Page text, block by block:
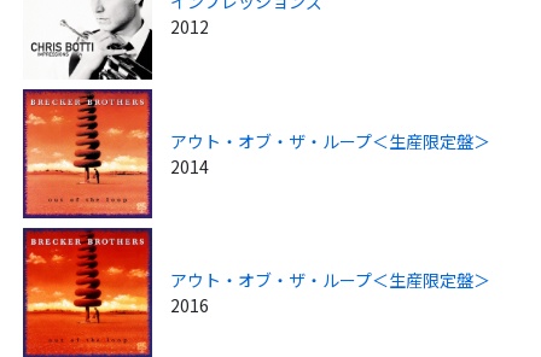
2012
アウト・オブ・ザ・ループ＜生産限定盤＞
2014
アウト・オブ・ザ・ループ＜生産限定盤＞
2016